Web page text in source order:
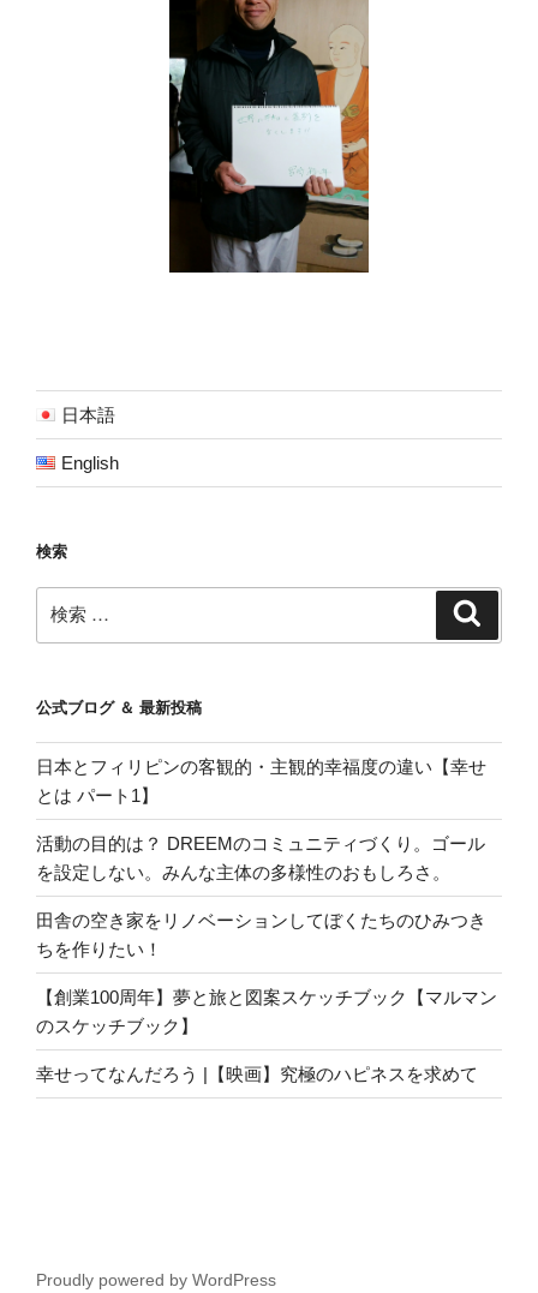
日本語
English
検索
索:
公式ブログ ＆ 最新投稿
日本とフィリピンの客観的・主観的幸福度の違い【幸せ
とは パート1】
活動の目的は？ DREEMのコミュニティづくり。ゴール
を設定しない。みんな主体の多様性のおもしろさ。
田舎の空き家をリノベーションしてぼくたちのひみつき
ちを作りたい！
【創業100周年】夢と旅と図案スケッチブック【マルマン
のスケッチブック】
幸せってなんだろう |【映画】究極のハピネスを求めて
Proudly powered by WordPress